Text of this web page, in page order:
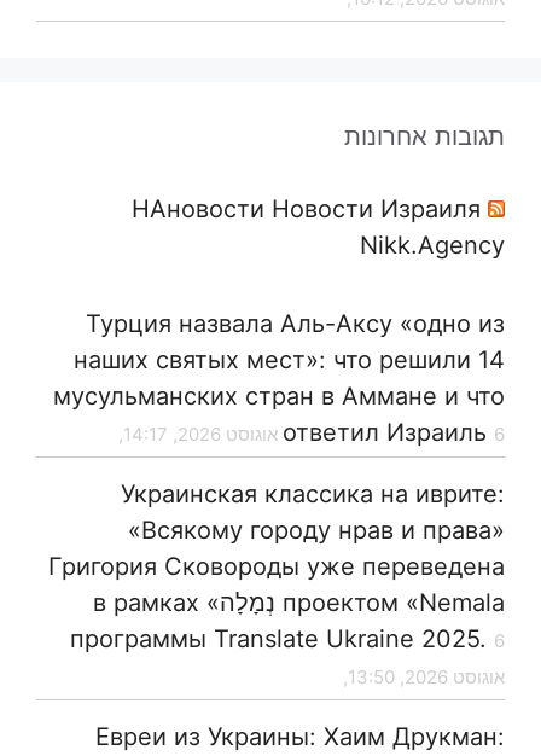
תגובות אחרונות
НАновости Новости Израиля
Nikk.Agency
Турция назвала Аль-Аксу «одно из
наших святых мест»: что решили 14
мусульманских стран в Аммане и что
ответил Израиль 6 אוגוסט 2026, 14:17,
Украинская классика на иврите:
«Всякому городу нрав и права»
Григория Сковороды уже переведена
проектом «Nemala נְמָלָה» в рамках
программы Translate Ukraine 2025. 6
אוגוסט 2026, 13:50,
Евреи из Украины: Хаим Друкман: